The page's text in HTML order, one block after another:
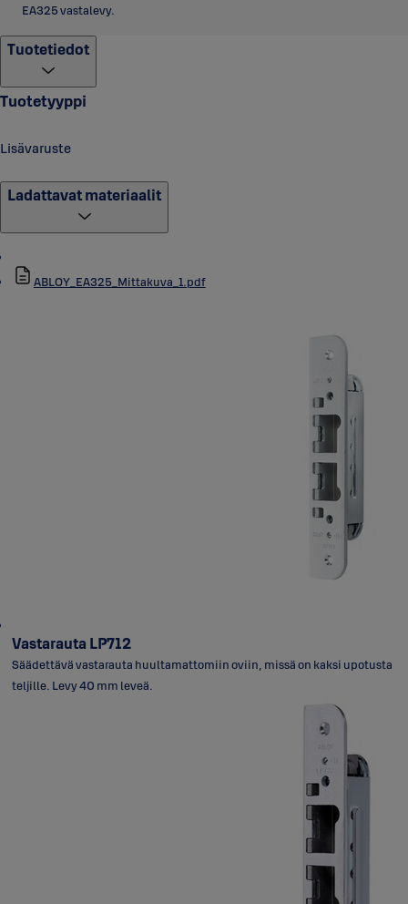
EA325 vastalevy.
Tuotetiedot
Tuotetyyppi
Lisävaruste
Ladattavat materiaalit
ABLOY_EA325_Mittakuva_1.pdf
Vastarauta LP712
Säädettävä vastarauta huultamattomiin oviin, missä on kaksi upotusta
teljille. Levy 40 mm leveä.